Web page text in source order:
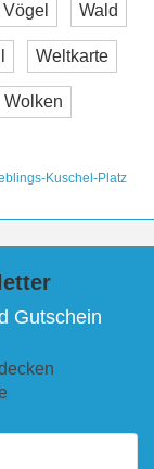
Vögel Wald
Weltkarte
Wolken
Kuschel-Platz
Gutschein